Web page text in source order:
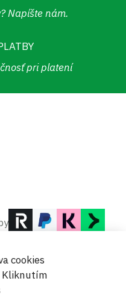
Napíšte nám.
pri platení
cookies
Kliknutím